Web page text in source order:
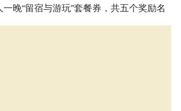
晚“留宿与游玩”套餐券，共五个奖励名